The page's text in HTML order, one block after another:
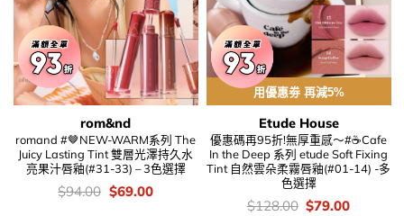
rom&nd
romand #🤎NEW-WARM系列 The
Juicy Lasting Tint 雙層光澤持久水
亮果汁唇釉(#31-33) – 3色選擇
價
$94.00 Original
$69.00Current
用優惠劵 再減5%
Etude House
優惠碼再95折!無厚重感～#☕Cafe
In the Deep 系列 etude Soft Fixing
Tint 自然雲朵柔霧唇釉(#01-14) -多
色選擇
價
$128.00 Original
$79.00Current